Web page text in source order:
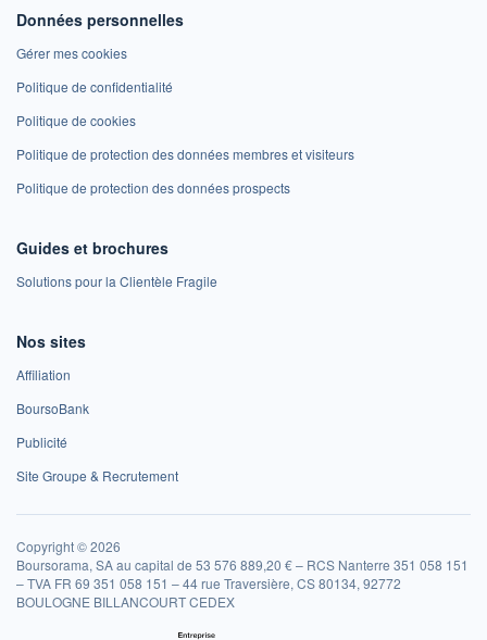
Données personnelles
Gérer mes cookies
Politique de confidentialité
Politique de cookies
Politique de protection des données membres et visiteurs
Politique de protection des données prospects
Guides et brochures
Solutions pour la Clientèle Fragile
Nos sites
Affiliation
BoursoBank
Publicité
Site Groupe & Recrutement
Copyright © 2026
Boursorama, SA au capital de 53 576 889,20 € – RCS Nanterre 351 058 151
– TVA FR 69 351 058 151 – 44 rue Traversière, CS 80134, 92772
BOULOGNE BILLANCOURT CEDEX